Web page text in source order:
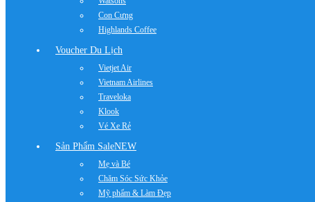
Con Cưng
Highlands Coffee
Voucher Du Lịch
Vietjet Air
Vietnam Airlines
Traveloka
Klook
Vé Xe Rẻ
Sản Phẩm SaleNEW
Mẹ và Bé
Chăm Sóc Sức Khỏe
Mỹ phẩm & Làm Đẹp